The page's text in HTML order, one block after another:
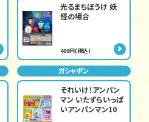
光るまちぼうけ 妖
怪の場合
400円(税込)
ガシャポン
それいけ！アンパン
マン いたずらいっぱ
いアンパンマン10